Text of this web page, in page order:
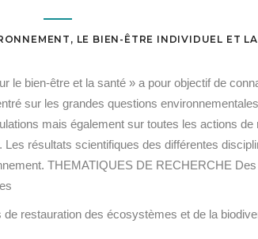
LE BIEN-ÊTRE INDIVIDUEL ET
bien-être et la santé » a pour objectif de
sur les grandes questions
mais également sur toutes les actions
résultats scientifiques des différentes
THEMATIQUES DE RECHERCHE
restauration des écosystèmes et de la